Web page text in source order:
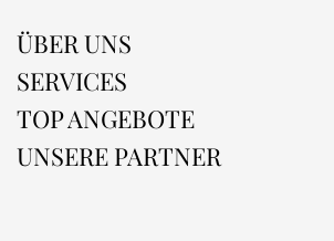
ÜBER UNS
SERVICES
TOP ANGEBOTE
UNSERE PARTNER